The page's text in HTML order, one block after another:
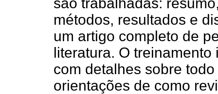
métodos, resultados e
um artigo completo de
literatura. O
com detalhes sobre
orientações de como